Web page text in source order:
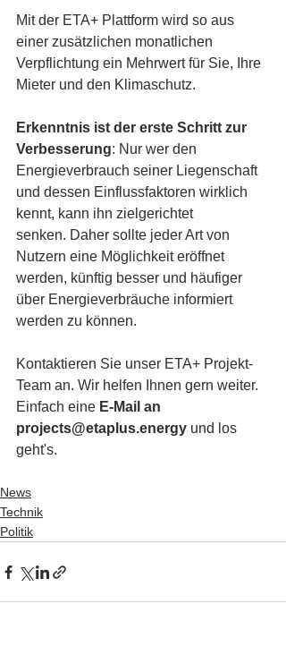
Mit der ETA+ Plattform wird so aus
einer zusätzlichen monatlichen
Verpflichtung ein Mehrwert für Sie, Ihre
Mieter und den Klimaschutz.
Erkenntnis ist der erste Schritt zur
Verbesserung: Nur wer den
Energieverbrauch seiner Liegenschaft
und dessen Einflussfaktoren wirklich
kennt, kann ihn zielgerichtet
senken. Daher sollte jeder Art von
Nutzern eine Möglichkeit eröffnet
werden, künftig besser und häufiger
über Energieverbräuche informiert
werden zu können.
Kontaktieren Sie unser ETA+ Projekt-
Team an. Wir helfen Ihnen gern weiter.
Einfach eine E-Mail an
projects@etaplus.energy und los
geht's.
News
Technik
Politik